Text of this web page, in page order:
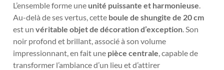
L’ensemble forme une unité puissante et harmonieuse
Au-delà de ses vertus, cette boule de shungite de 20 cm
est unvéritable objet de décoration d’exception . Son
noir profond et brillant, associé à son volume
impressionnant, en fait une pièce centrale , capable de
transformer l’ambiance d’un lieu et d’attirer